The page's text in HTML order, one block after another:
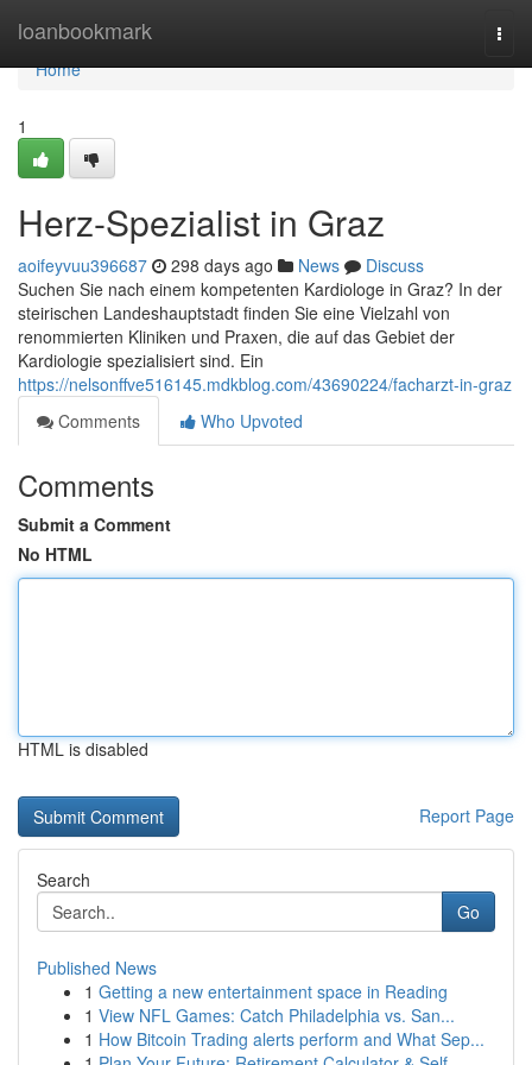
loanbookmark
Home
Home
1
Herz-Spezialist in Graz
aoifeyvuu396687 298 days ago News
Discuss
Suchen Sie nach einem kompetenten Kardiologe in Graz? In der
steirischen Landeshauptstadt finden Sie eine Vielzahl von
renommierten Kliniken und Praxen, die auf das Gebiet der
Kardiologie spezialisiert sind. Ein
https://nelsonffve516145.mdkblog.com/43690224/facharzt-in-graz
Comments
Who Upvoted
Comments
Submit a Comment
No HTML
HTML is disabled
Report Page
Search
Go
Published News
1 Getting a new entertainment space in Reading
1 View NFL Games: Catch Philadelphia vs. San...
1 How Bitcoin Trading alerts perform and What Sep...